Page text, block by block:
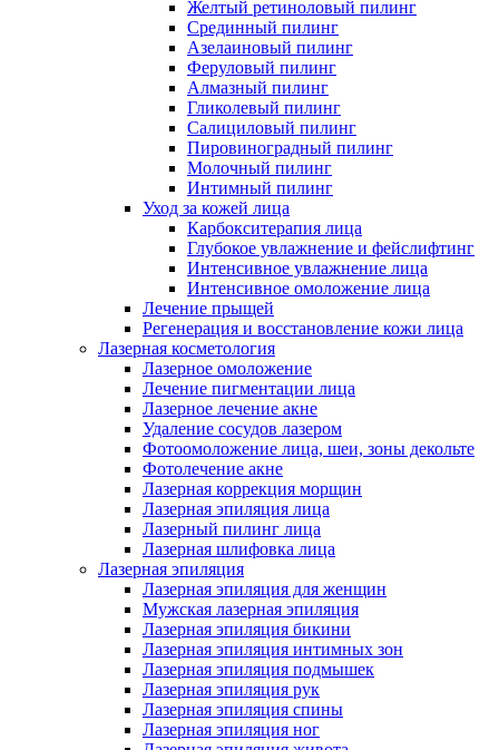
Желтый ретиноловый пилинг
Срединный пилинг
Азелаиновый пилинг
Феруловый пилинг
Алмазный пилинг
Гликолевый пилинг
Салициловый пилинг
Пировиноградный пилинг
Молочный пилинг
Интимный пилинг
Уход за кожей лица
Карбокситерапия лица
Глубокое увлажнение и фейслифтинг
Интенсивное увлажнение лица
Интенсивное омоложение лица
Лечение прыщей
Регенерация и восстановление кожи лица
Лазерная косметология
Лазерное омоложение
Лечение пигментации лица
Лазерное лечение акне
Удаление сосудов лазером
Фотоомоложение лица, шеи, зоны декольте
Фотолечение акне
Лазерная коррекция морщин
Лазерная эпиляция лица
Лазерный пилинг лица
Лазерная шлифовка лица
Лазерная эпиляция
Лазерная эпиляция для женщин
Мужская лазерная эпиляция
Лазерная эпиляция бикини
Лазерная эпиляция интимных зон
Лазерная эпиляция подмышек
Лазерная эпиляция рук
Лазерная эпиляция спины
Лазерная эпиляция ног